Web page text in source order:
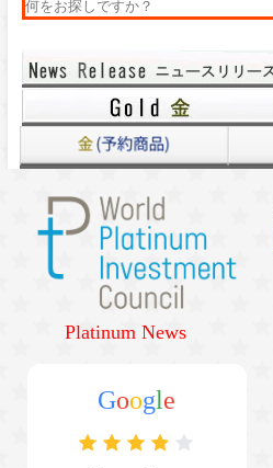
Platinum News
Google